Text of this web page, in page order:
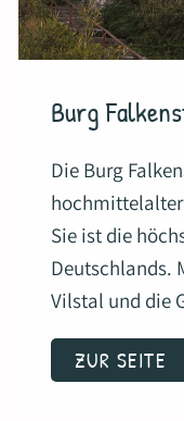
Burg
Die Burg
Sie ist die
Deutschlands.
Vilstal und die
ZUR SEITE